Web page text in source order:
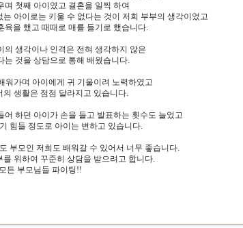
며 첫째 아이였고 결혼을 일찍 하여
아이로는 키울 수 없다는 것이 저희 부부의 생각이었고
육을 했고 때때로 매를 들기로 했습니다.
의 생각이나 인격은 전혀 생각하지 않은
는 것을 상담으로 통해 배웠습니다.
워가며 아이에게 귀 기울이려 노력하였고
의 생활은 점점 달라지고 있습니다.
어 하던 아이가 손을 들고 발표하는 횟수도 늘었고
힘들 정도로 아이는 변하고 있습니다.
부모인 저희도 배워갈 수 있어서 너무 좋습니다.
를 위하여 꾸준히 상담을 받으려고 합니다.
모든 부모님들 파이팅!!